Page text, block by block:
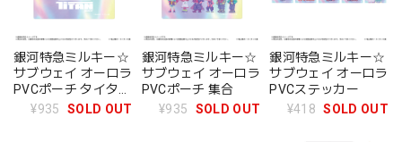
銀河特急ミルキー☆
サブウェイ オーロラ
PVCポーチ タイタン
ロゴ¥935 SOLD OUT
銀河特急ミルキー☆
サブウェイ オーロラ
PVCポーチ 集合
¥935
SOLD OUT
銀河特急ミルキー☆
サブウェイ オーロラ
PVCステッカー
¥418 SOLD OUT